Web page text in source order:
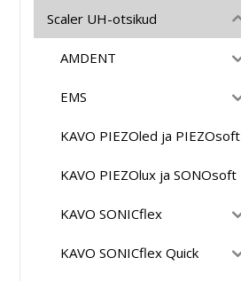
Scaler UH-otsikud
AMDENT
EMS
KAVO PIEZOled ja PIEZOsoft
KAVO PIEZOlux ja SONOsoft
KAVO SONICflex
KAVO SONICflex Quick